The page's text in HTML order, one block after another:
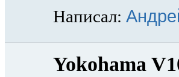
Написал:
Yokohama